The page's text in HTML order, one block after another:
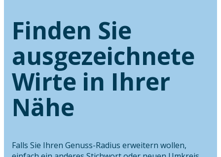
Finden Sie
ausgezeichnete
Wirte in Ihrer
Nähe
Falls Sie Ihren Genuss-Radius erweitern wollen,